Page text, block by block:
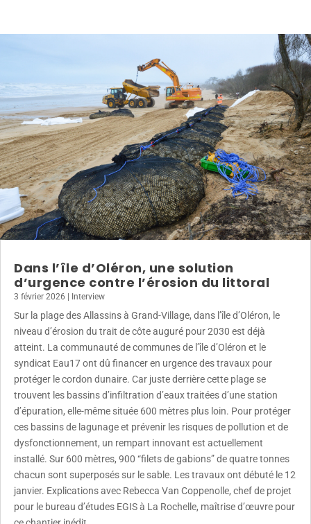
Dans l’île d’Oléron, une solution
d’urgence contre l’érosion du littoral
3 février 2026 Interview
Sur la plage des Allassins à Grand-Village, dans l’île d’Oléron, le
niveau d’érosion du trait de côte auguré pour 2030 est déjà
atteint. La communauté de communes de l’île d’Oléron et le
syndicat Eau17 ont dû financer en urgence des travaux pour
protéger le cordon dunaire. Car juste derrière cette plage se
trouvent les bassins d’infiltration d’eaux traitées d’une station
d’épuration, elle-même située 600 mètres plus loin. Pour protéger
ces bassins de lagunage et prévenir les risques de pollution et de
dysfonctionnement, un rempart innovant est actuellement
installé. Sur 600 mètres, 900 “filets de gabions” de quatre tonnes
chacun sont superposés sur le sable. Les travaux ont débuté le 12
janvier. Explications avec Rebecca Van Coppenolle, chef de projet
pour le bureau d’études EGIS à La Rochelle, maîtrise d’œuvre pour